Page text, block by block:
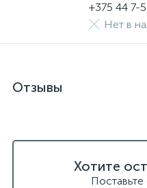
+375 44 7-
Нет в
Отзывы
Хотите